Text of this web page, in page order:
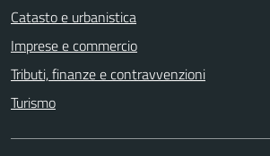
Catasto e urbanistica
Imprese e commercio
Tributi, finanze e contravvenzioni
Turismo